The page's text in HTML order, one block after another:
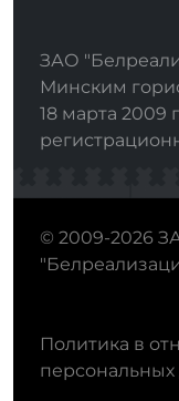
ЗАО
Минским
18 марта 2009
© 2009-2026
Политика в